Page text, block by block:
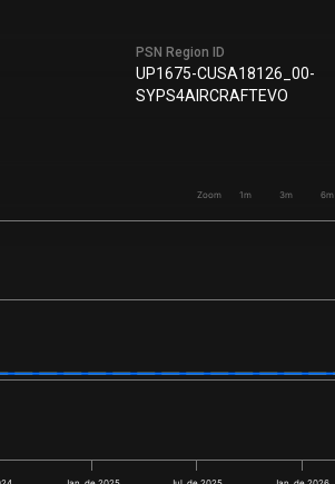
PSN Region ID
UP1675-CUSA18126_00-
SYPS4AIRCRAFTEVO
Zoom 1m 3m 6m